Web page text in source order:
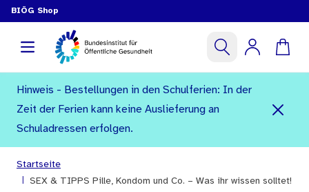
BIÖG Shop
Hinweis - Bestellungen in den Schulferien: In der
Zeit der Ferien kann keine Auslieferung an
Schuladressen erfolgen.
Startseite
SEX & TIPPS Pille, Kondom und Co. – Was ihr wissen solltet!